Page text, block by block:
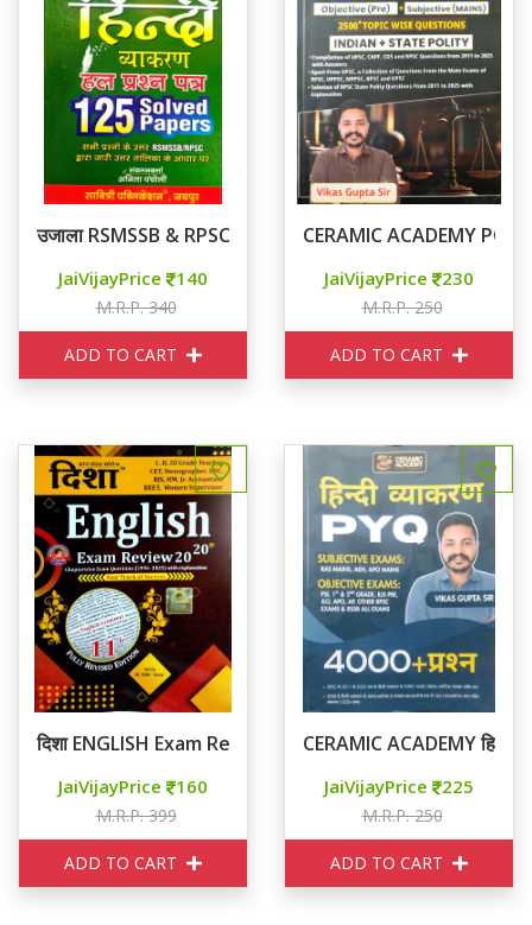
उजाला RSMSSB & RPSC हिन्दी व्याकरण 125 Solved Papers
JaiVijayPrice 140
M.R.P. 340
ADD TO CART
CERAMIC ACADEMY
JaiVijayPrice 230
M.R.P. 250
ADD TO CART
दिशा ENGLISH Exam Review 20-20
JaiVijayPrice 160
M.R.P. 399
ADD TO CART
CERAMIC ACADEMY हिन्दी
JaiVijayPrice 225
M.R.P. 250
ADD TO CART